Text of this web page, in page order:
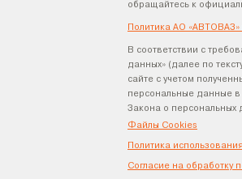
обращайтесь к
Политика АО
В соответствии с
данных» (далее по
сайте с учетом
персональные данные в
Закона о персональных
Файлы Cookies
Политика
Согласие на обработку